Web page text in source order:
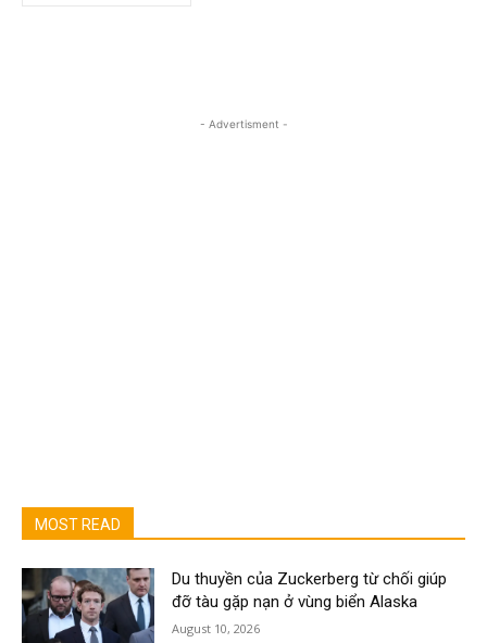
- Advertisment -
MOST READ
Du thuyền của Zuckerberg từ chối giúp
đỡ tàu gặp nạn ở vùng biển Alaska
August 10, 2026